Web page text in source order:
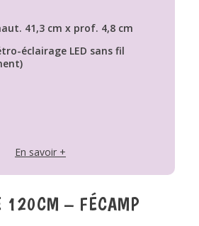
41,3 cm x prof. 4,8 cm
éclairage LED sans fil
En savoir +
120CM – FÉCAMP